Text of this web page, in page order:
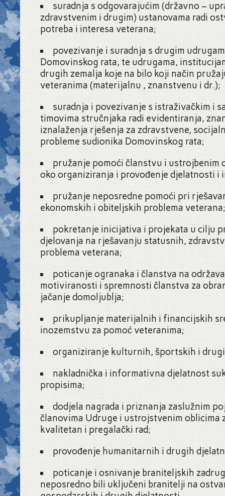
suradnja s odgovarajućim (državno –
zdravstvenim i drugim) ustanovama radi
potreba i interesa veterana;
povezivanje i suradnja s drugim
Domovinskog rata, te udrugama,
drugih zemalja koje na bilo koji način
veteranima (materijalnu , znanstvenu i dr.);
suradnja i povezivanje s istraživačkim i
timovima stručnjaka radi evidentiranja,
iznalaženja rješenja za zdravstvene,
probleme sudionika Domovinskog rata;
pružanje pomoći članstvu i ustrojbenim
oko organiziranja i provođenje djelatnosti i
pružanje neposredne pomoći pri
ekonomskih i obiteljskih problema veterana;
pokretanje inicijativa i projekata u cilju
djelovanja na rješavanju statusnih,
problema veterana;
poticanje ogranaka i članstva na
motiviranosti i spremnosti članstva za
jačanje domoljublja;
prikupljanje materijalnih i financijskih
inozemstvu za pomoć veteranima;
organiziranje kulturnih, športskih i
nakladnička i informativna djelatnost
propisima;
dodjela nagrada i priznanja zaslužnim
članovima Udruge i ustrojstvenim oblicima
kvalitetan i pregalački rad;
provođenje humanitarnih i drugih
poticanje i osnivanje braniteljskih
neposredno bili uključeni branitelji na